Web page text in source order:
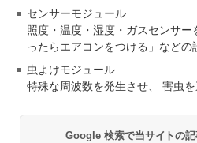
センサーモジュール
照度・温度・湿度・ガスセンサ
ったらエアコンをつける」など
虫よけモジュール
特殊な周波数を発生させ、 害虫を
Google 検索で当サイトの